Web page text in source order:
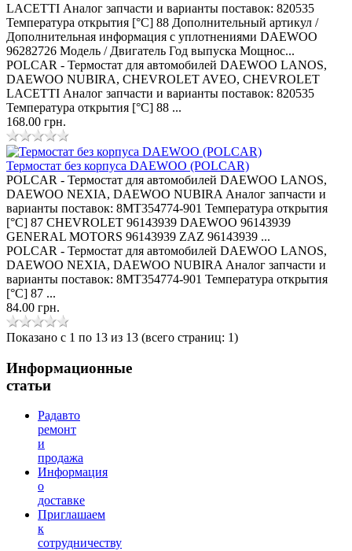
LACETTI Аналог запчасти и варианты поставок: 820535
Температура открытия [°C] 88 Дополнительный артикул /
Дополнительная информация с уплотнениями DAEWOO
96282726 Модель / Двигатель Год выпуска Мощнос...
POLCAR - Термостат для автомобилей DAEWOO LANOS,
DAEWOO NUBIRA, CHEVROLET AVEO, CHEVROLET
LACETTI Аналог запчасти и варианты поставок: 820535
Температура открытия [°C] 88 ...
168.00 грн.
Термостат без корпуса DAEWOO (POLCAR)
POLCAR - Термостат для автомобилей DAEWOO LANOS,
DAEWOO NEXIA, DAEWOO NUBIRA Аналог запчасти и
варианты поставок: 8MT354774-901 Температура открытия
[°C] 87 CHEVROLET 96143939 DAEWOO 96143939
GENERAL MOTORS 96143939 ZAZ 96143939 ...
POLCAR - Термостат для автомобилей DAEWOO LANOS,
DAEWOO NEXIA, DAEWOO NUBIRA Аналог запчасти и
варианты поставок: 8MT354774-901 Температура открытия
[°C] 87 ...
84.00 грн.
Показано с 1 по 13 из 13 (всего страниц: 1)
Информационные
статьи
Радавто
ремонт
и
продажа
Информация
о
доставке
Приглашаем
к
сотрудничеству